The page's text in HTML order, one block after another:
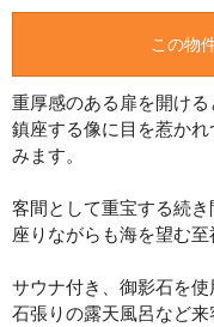
この物
重厚感のある扉を開ける
鎮座する像に目を惹か
みます。
客間として重宝する続き
座りながらも海を望む至
サウナ付き、御影石を使
石張りの露天風呂など来